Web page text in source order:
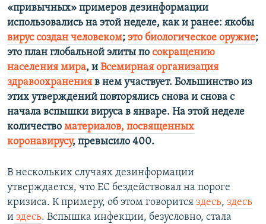
«привычных» примеров дезинформации
использовались на этой неделе, как и ранее: якобы
вирус создан человеком; это биологическое оружие;
это план глобальной элиты по сокращению
населения мира, и Всемирная организация
здравоохранения в нем участвует. Большинство из
этих утверждений повторялись снова и снова с
начала вспышки вируса в январе. На этой неделе
количество материалов, посвященных
коронавирусу, превысило 400.
В нескольких случаях дезинформации
утверждается, что ЕС бездействовал на пороге
кризиса. К примеру, об этом говорится здесь, здесь
и здесь. Вспышка инфекции, безусловно, стала